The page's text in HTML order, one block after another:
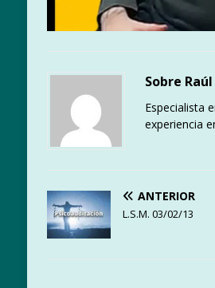
Sobre
Especialista
experiencia
ANTERIOR
L.S.M. 03/02/13